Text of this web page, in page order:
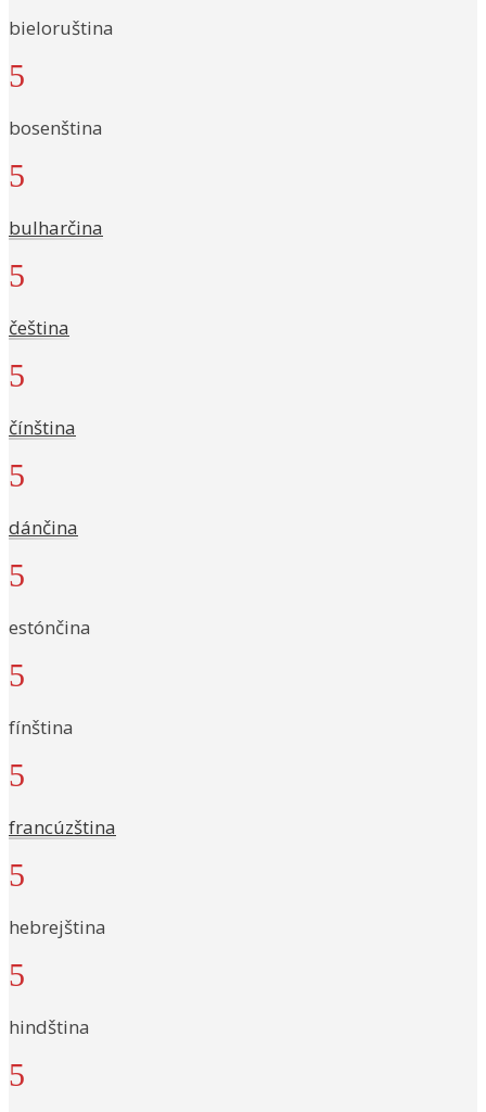
bieloruština
5
bosenština
5
bulharčina
5
čeština
5
čínština
5
dánčina
5
estónčina
5
fínština
5
francúzština
5
hebrejština
5
hindština
5